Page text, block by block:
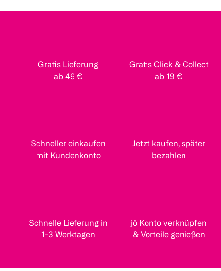
Gratis Lieferung
ab 49 €
Gratis Click & Collect
ab 19 €
Schneller einkaufen
mit Kundenkonto
Jetzt kaufen, später
bezahlen
Schnelle Lieferung in
1-3 Werktagen
jö Konto verknüpfen
& Vorteile genießen